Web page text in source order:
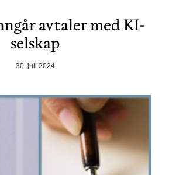
avtaler med KI-
selskap
30. juli 2024